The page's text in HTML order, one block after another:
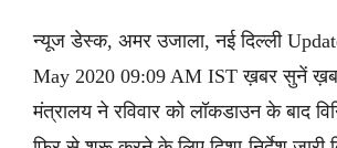
न्यूज डेस्क, अमर उजाला, नई दिल्ली
May 2020 09:09 AM IST ख़बर सुनें
मंत्रालय ने रविवार को लॉकडाउन के बाद